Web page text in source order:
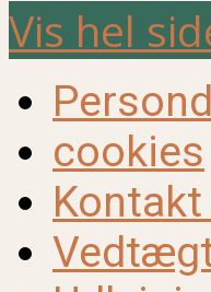
Vis hel
cookies